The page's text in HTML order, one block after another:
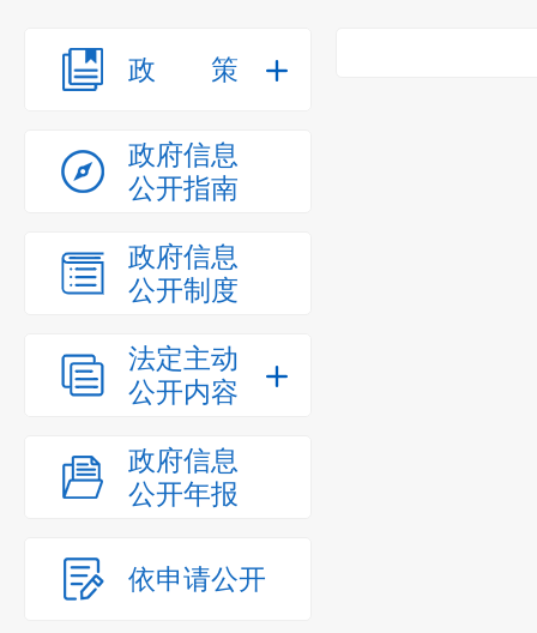
政策
政府信息
公开指南
政府信息
公开制度
法定主动
公开内容
政府信息
公开年报
依申请公开